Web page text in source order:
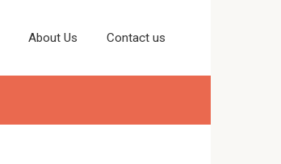
About Us Contact us